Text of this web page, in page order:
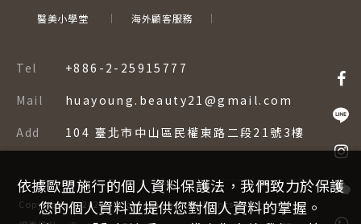
醫美小學堂
海外顧客服務
Tel
+886-2-25915777
Mail
huayoung.beauty21@gmail.com
Add
104 臺北市中山區民權東路二段21號3樓
Copyright © 2026 – Corporation. All Rights Reserved.
依據歐盟施行的個人資料保護法，我們致力於保護
您的個人資料並提供您對個人資料的掌握。